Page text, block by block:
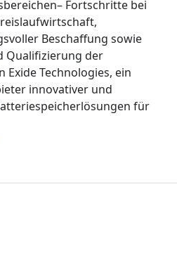
Fortschritte bei
Beschaffung sowie
Qualifizierung der
Exide Technologies, ein
innovativer und
für